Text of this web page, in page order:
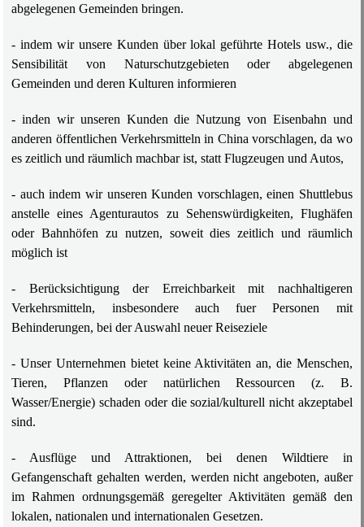
abgelegenen Gemeinden bringen.
- indem wir unsere Kunden über lokal geführte Hotels usw., die
Sensibilität von Naturschutzgebieten oder abgelegenen
Gemeinden und deren Kulturen informieren
- inden wir unseren Kunden die Nutzung von Eisenbahn und
anderen öffentlichen Verkehrsmitteln in China vorschlagen, da wo
es zeitlich und räumlich machbar ist, statt Flugzeugen und Autos,
- auch indem wir unseren Kunden vorschlagen, einen Shuttlebus
anstelle eines Agenturautos zu Sehenswürdigkeiten, Flughäfen
oder Bahnhöfen zu nutzen, soweit dies zeitlich und räumlich
möglich ist
- Berücksichtigung der Erreichbarkeit mit nachhaltigeren
Verkehrsmitteln, insbesondere auch fuer Personen mit
Behinderungen, bei der Auswahl neuer Reiseziele
- Unser Unternehmen bietet keine Aktivitäten an, die Menschen,
Tieren, Pflanzen oder natürlichen Ressourcen (z. B.
Wasser/Energie) schaden oder die sozial/kulturell nicht akzeptabel
sind.
- Ausflüge und Attraktionen, bei denen Wildtiere in
Gefangenschaft gehalten werden, werden nicht angeboten, außer
im Rahmen ordnungsgemäß geregelter Aktivitäten gemäß den
lokalen, nationalen und internationalen Gesetzen.